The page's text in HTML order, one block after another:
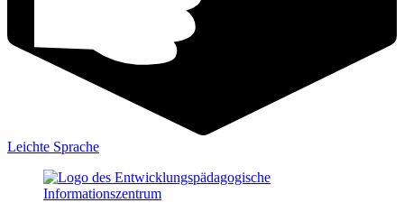
Leichte Sprache